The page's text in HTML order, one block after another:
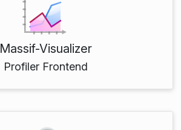
Massif-Visualizer
Profiler Frontend